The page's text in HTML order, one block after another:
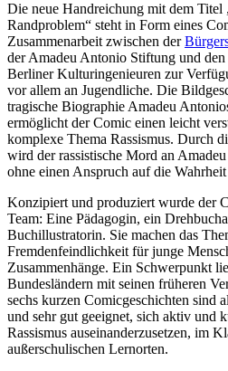
Die neue Handreichung mit dem Titel
Randproblem“ steht in Form eines
Zusammenarbeit zwischen der
der Amadeu Antonio Stiftung und
Berliner Kulturingenieuren zur
vor allem an Jugendliche. Die
tragische Biographie Amadeu
ermöglicht der Comic einen leicht
komplexe Thema Rassismus. Durch
wird der rassistische Mord an
ohne einen Anspruch auf die
Konzipiert und produziert wurde der
Team: Eine Pädagogin, ein
Buchillustratorin. Sie machen das
Fremdenfeindlichkeit für junge
Zusammenhänge. Ein Schwerpunkt
Bundesländern mit seinen früheren
sechs kurzen Comicgeschichten sind
und sehr gut geeignet, sich aktiv und
Rassismus auseinanderzusetzen, im
außerschulischen Lernorten.